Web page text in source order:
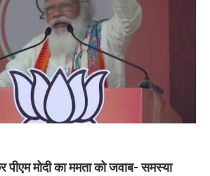
पीएम मोदी का ममता को जवाब- समस्या